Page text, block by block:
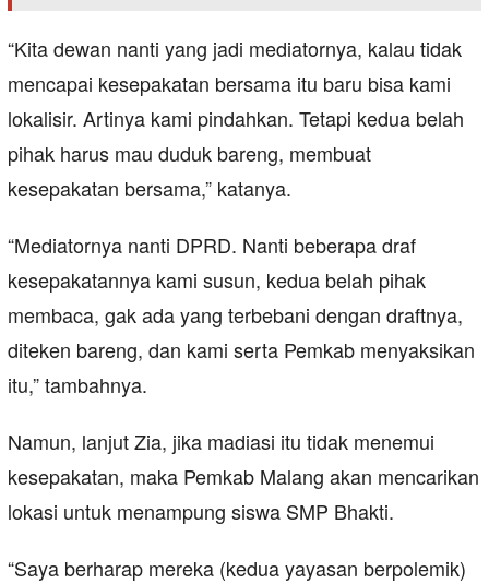
“Kita dewan nanti yang jadi mediatornya, kalau tidak
mencapai kesepakatan bersama itu baru bisa kami
lokalisir. Artinya kami pindahkan. Tetapi kedua belah
pihak harus mau duduk bareng, membuat
kesepakatan bersama,” katanya.
“Mediatornya nanti DPRD. Nanti beberapa draf
kesepakatannya kami susun, kedua belah pihak
membaca, gak ada yang terbebani dengan draftnya,
diteken bareng, dan kami serta Pemkab menyaksikan
itu,” tambahnya.
Namun, lanjut Zia, jika madiasi itu tidak menemui
kesepakatan, maka Pemkab Malang akan mencarikan
lokasi untuk menampung siswa SMP Bhakti.
“Saya berharap mereka (kedua yayasan berpolemik)